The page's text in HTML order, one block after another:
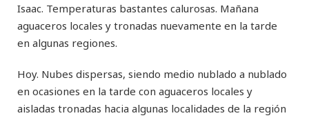
Isaac. Temperaturas bastantes calurosas. Mañana
aguaceros locales y tronadas nuevamente en la tarde
en algunas regiones.
Hoy. Nubes dispersas, siendo medio nublado a nublado
en ocasiones en la tarde con aguaceros locales y
aisladas tronadas hacia algunas localidades de la región